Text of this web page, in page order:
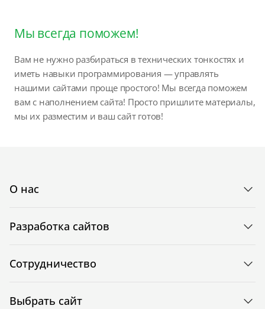
Мы всегда поможем!
Вам не нужно разбираться в технических тонкостях и
иметь навыки программирования — управлять
нашими сайтами проще простого! Мы всегда поможем
вам с наполнением сайта! Просто пришлите материалы,
мы их разместим и ваш сайт готов!
О нас
Разработка сайтов
Сотрудничество
Выбрать сайт